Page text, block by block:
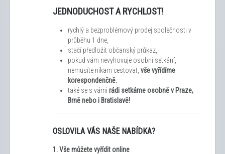
JEDNODUCHOST A RYCHLOST!
rychlý a bezproblémový prodej společnosti v
průběhu 1 dne,
stačí předložit občanský průkaz,
pokud vám nevyhovuje osobní setkání,
nemusíte nikam cestovat, vše vyřídíme
korespondenčně.
také se s vámi rádi setkáme osobně v Praze,
Brně nebo i Bratislavě!
OSLOVILA VÁS NAŠE NABÍDKA?
1.Vše můžete vyříditonline